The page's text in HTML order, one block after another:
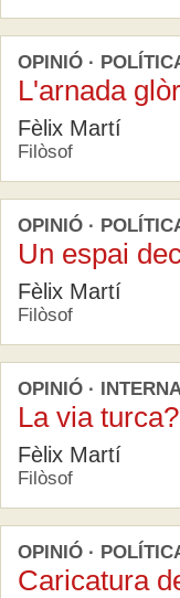
OPINIÓ ·
L'arnada
Fèlix Martí
Filòsof
OPINIÓ ·
Un espai
Fèlix Martí
Filòsof
OPINIÓ ·
La via turca?
Fèlix Martí
Filòsof
OPINIÓ ·
Caricatura